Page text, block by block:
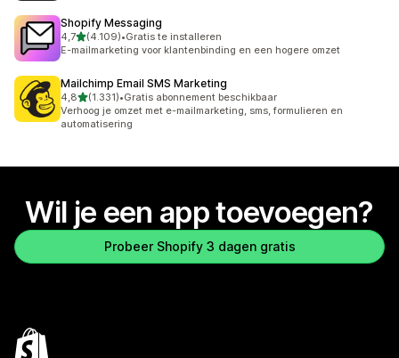
Shopify Messaging
4,7van 5 sterren
(4.109)
4109 recensies in totaal
•Gratis te installeren
E-mailmarketing voor klantenbinding en een hogere omzet
Mailchimp Email SMS Marketing
4,8van 5 sterren
(1.331)
1331 recensies in totaal
•Gratis abonnement beschikbaar
Verhoog je omzet met e-mailmarketing, sms, formulieren en
automatisering
Wil je een app toevoegen?
Probeer Shopify 3 dagen gratis